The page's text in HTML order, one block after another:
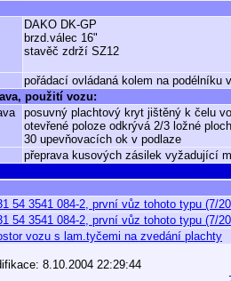
DAKO DK-GP
brzd.válec 16"
stavěč zdrží SZ12
pořádací ovládaná kolem na podélníku
použití vozu:
posuvný plachtový kryt jištěný k čelu
otevřené poloze odkrývá 2/3 ložné
30 upevňovacích ok v podlaze
přeprava kusových zásilek vyžadující
54 3541 084-2, první vůz tohoto typu (7/
54 3541 084-2, první vůz tohoto typu (7/
vozu s lam.tyčemi na zvedání plachty
8.10.2004 22:29:44